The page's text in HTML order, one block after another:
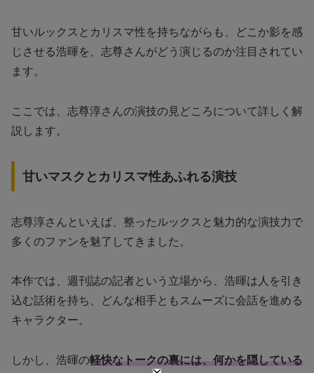
甘いルックスとカリスマ性を持ちながらも、どこか影を感
じさせる浩暉を、志尊さんがどう演じるのか注目されてい
ます。
ここでは、志尊淳さんの演技の見どころについて詳しく解
説します。
甘いマスクとカリスマ性あふれる演技
志尊淳さんといえば、整ったルックスと魅力的な演技力で
多くのファンを魅了してきました。
本作では、週刊誌の記者という立場から、浩暉は人を引き
込む話術を持ち、どんな相手ともスムーズに会話を進める
キャラクター。
しかし、浩暉の軽快なトークの裏には、何かを隠している